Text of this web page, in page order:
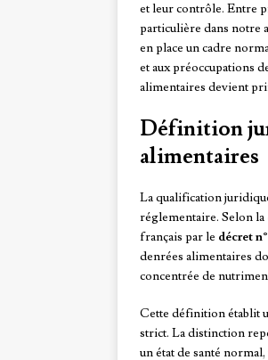
et leur contrôle. Entre
particulière dans notre
en place un cadre
et aux préoccupations
alimentaires devient
Définition
alimentaires
La qualification
réglementaire. Selon la
français par le décret
denrées alimentaires
concentrée de
Cette définition établit
strict. La distinction
un état de santé